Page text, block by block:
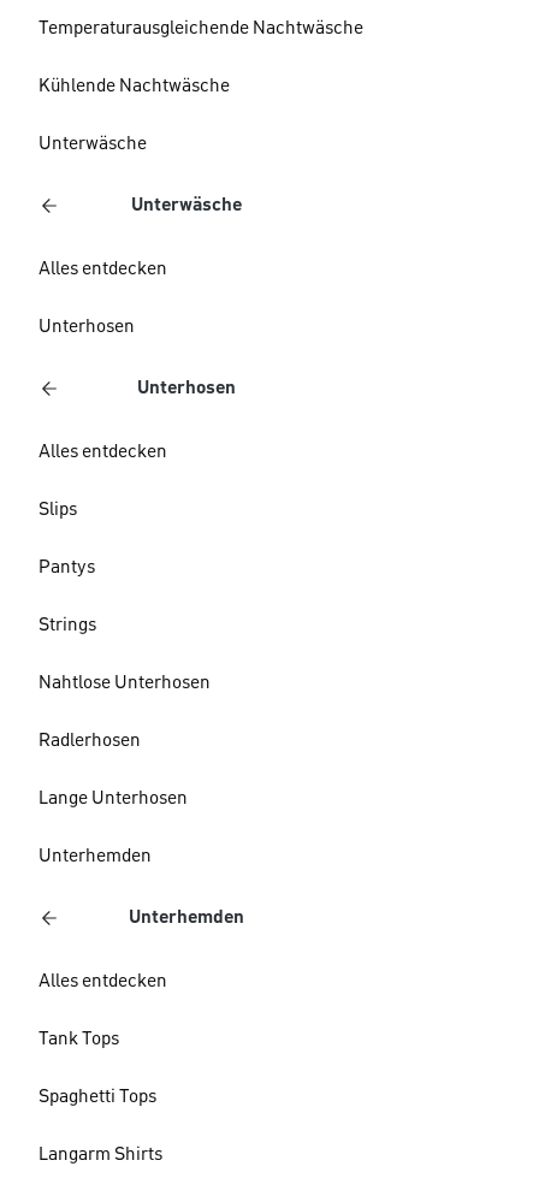
Temperaturausgleichende Nachtwäsche
Kühlende Nachtwäsche
Unterwäsche
Unterwäsche
Alles entdecken
Unterhosen
Unterhosen
Alles entdecken
Slips
Pantys
Strings
Nahtlose Unterhosen
Radlerhosen
Lange Unterhosen
Unterhemden
Unterhemden
Alles entdecken
Tank Tops
Spaghetti Tops
Langarm Shirts